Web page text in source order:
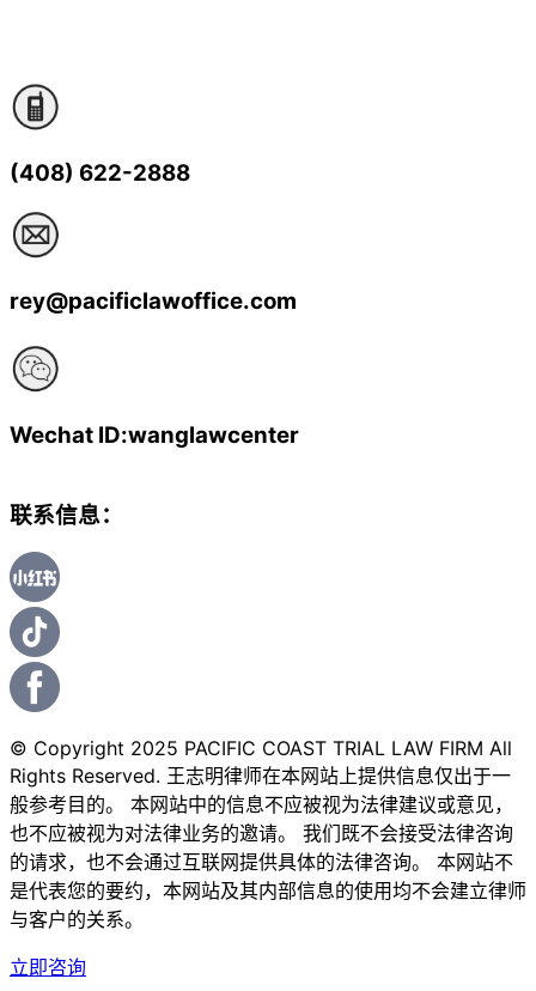
(408) 622-2888
rey@pacificlawoffice.com
Wechat ID:wanglawcenter
联系信息：
© Copyright 2025 PACIFIC COAST TRIAL LAW FIRM All
Rights Reserved. 王志明律师在本网站上提供信息仅出于一
般参考目的。 本网站中的信息不应被视为法律建议或意见，
也不应被视为对法律业务的邀请。 我们既不会接受法律咨询
的请求，也不会通过互联网提供具体的法律咨询。 本网站不
是代表您的要约，本网站及其内部信息的使用均不会建立律师
与客户的关系。
立即咨询